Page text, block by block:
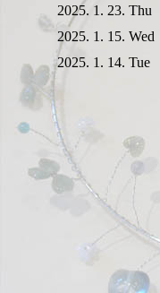
2025. 1. 23. Thu
2025. 1. 15. Wed
2025. 1. 14. Tue